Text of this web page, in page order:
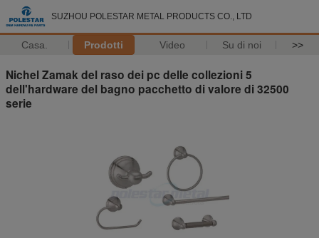
SUZHOU POLESTAR METAL PRODUCTS CO., LTD
Casa. Prodotti Video Su di noi >>
Nichel Zamak del raso dei pc delle collezioni 5
dell'hardware del bagno pacchetto di valore di 32500
serie